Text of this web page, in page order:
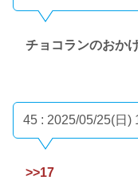
チョコランのおか
45 : 2025/05/25(日)
>>17